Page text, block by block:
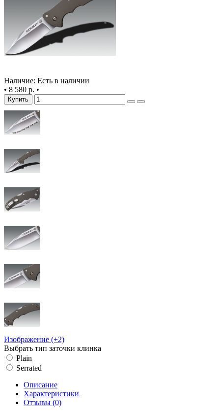
Наличие: Есть в наличии
• 8 580 р. •
Купить
Изображение (+2)
Выбрать тип заточки клинка
Plain
Serrated
Описание
Характеристики
Отзывы (0)